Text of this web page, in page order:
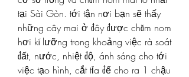
tại Sài Gòn. tới tận nơi bạn sẽ thấy
những cây mai ở đây được chăm nom
hơi kĩ lưỡng trong khoảng việc rà soát
đất, nước, nhiệt độ, ánh sáng cho tới
việc tạo hình, cắt tỉa để cho ra 1 chậu